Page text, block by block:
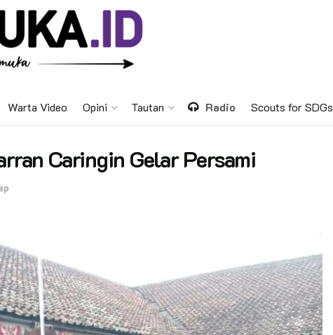
Warta Video Opini Tautan Radio Scouts for SDGs
Caringin Gelar Persami